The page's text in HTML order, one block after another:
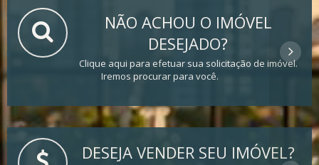
NÃO ACHOU O IMÓVEL
DESEJADO?
Clique aqui para efetuar sua solicitação de imóvel.
Iremos procurar para você.
DESEJA VENDER SEU IMÓVEL?